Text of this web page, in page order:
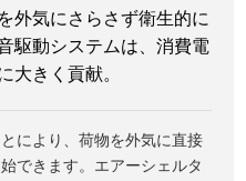
外気にさらさず衛生的に
駆動システムは、消費電
大きく貢献。
により、荷物を外気に直接
できます。エアーシェルタ